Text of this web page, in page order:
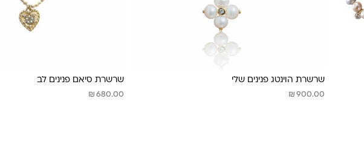
שרשרת הוינטג פנינים שלי
₪ 900.00
שרשרת סיאם פנינים לב
₪ 680.00